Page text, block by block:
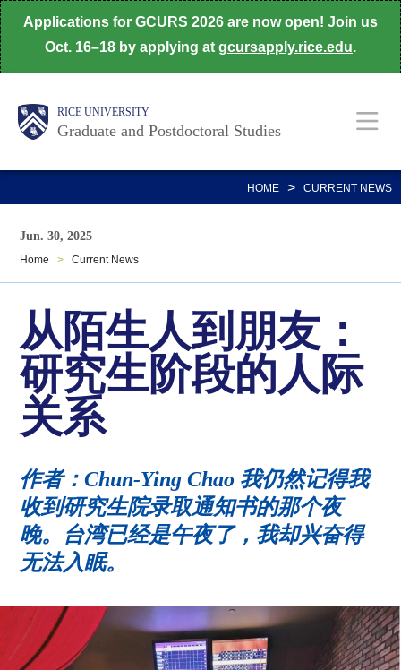
Skip
to
main
Applications for GCURS 2026 are now open! Join us
Oct. 16–18 by applying at gcursapply.rice.edu.
Body RICE UNIVERSITY
Graduate and Postdoctoral Studies
Main
Nav
HOME > CURRENT NEWS
Jun. 30, 2025
Home > Current News
从陌生人到朋友：
研究生阶段的人际
关系
作者：Chun-Ying Chao 我仍然记得我
收到研究生院录取通知书的那个夜
晚。台湾已经是午夜了，我却兴奋得
无法入眠。